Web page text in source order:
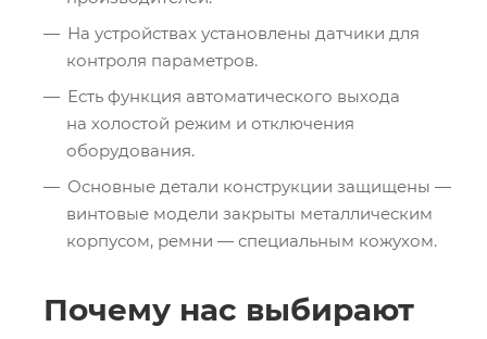
На устройствах установлены датчики для
контроля параметров.
Есть функция автоматического выхода
на холостой режим и отключения
оборудования.
Основные детали конструкции защищены —
винтовые модели закрыты металлическим
корпусом, ремни — специальным кожухом.
Почему нас выбирают